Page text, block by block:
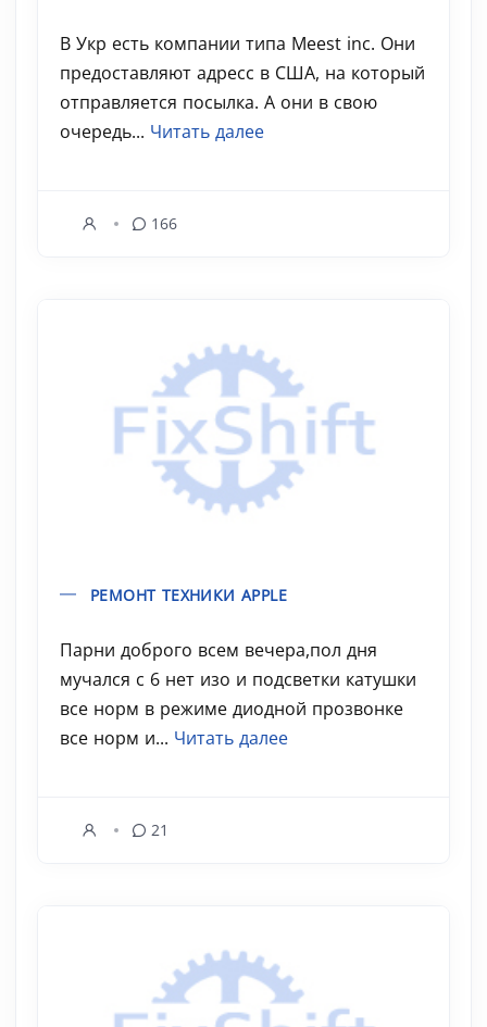
В Укр есть компании типа Meest inc. Они
предоставляют адресс в США, на который
отправляется посылка. А они в свою
очередь... Читать далее
166
РЕМОНТ ТЕХНИКИ APPLE
Парни доброго всем вечера,пол дня
мучался с 6 нет изо и подсветки катушки
все норм в режиме диодной прозвонке
все норм и... Читать далее
21